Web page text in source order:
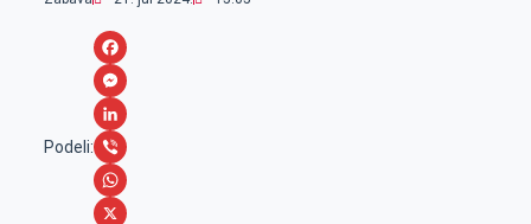
Podeli:
F
a
c
e
b
M
e
s
s
L
i
n
V
iW